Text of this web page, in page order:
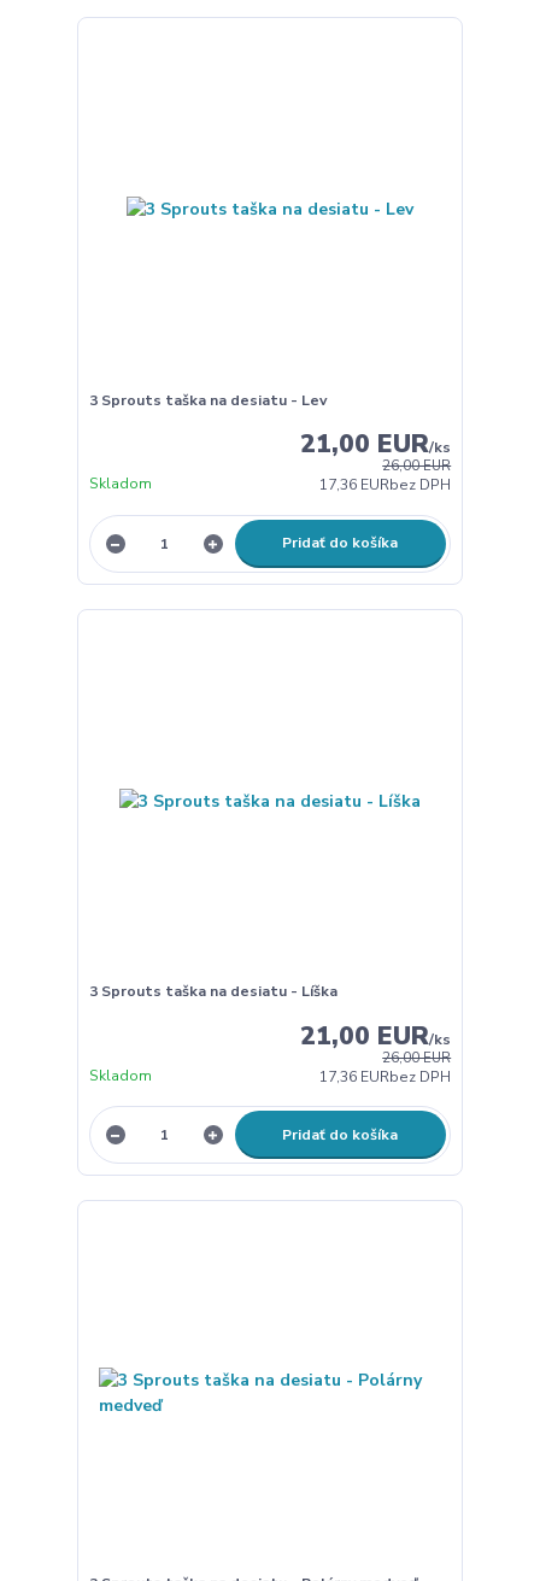
3 Sprouts taška na desiatu - Lev
26,00 EUR
21,00 EUR/ks
17,36 EURbez DPH
Skladom
Pridať do košíka
3 Sprouts taška na desiatu - Líška
26,00 EUR
21,00 EUR/ks
17,36 EURbez DPH
Skladom
Pridať do košíka